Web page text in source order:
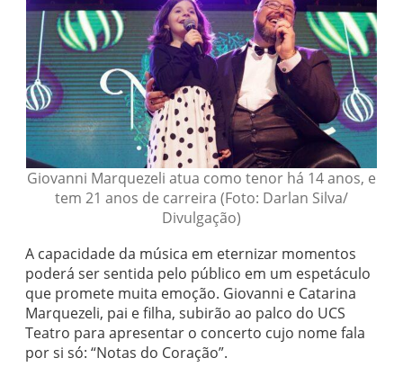
Giovanni Marquezeli atua como tenor há 14 anos, e
tem 21 anos de carreira (Foto: Darlan Silva/
Divulgação)
A capacidade da música em eternizar momentos
poderá ser sentida pelo público em um espetáculo
que promete muita emoção. Giovanni e Catarina
Marquezeli, pai e filha, subirão ao palco do UCS
Teatro para apresentar o concerto cujo nome fala
por si só: “Notas do Coração”.